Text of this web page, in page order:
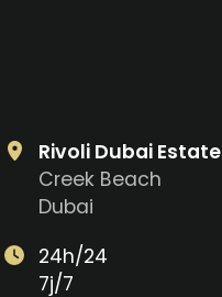
Rivoli Dubai Estate
Creek Beach
Dubai
24h/24
7j/7